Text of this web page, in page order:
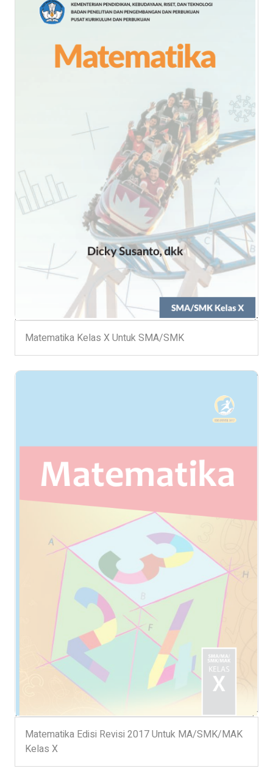
Matematika Kelas X Untuk SMA/SMK
Matematika Edisi Revisi 2017 Untuk MA/SMK/MAK
Kelas X